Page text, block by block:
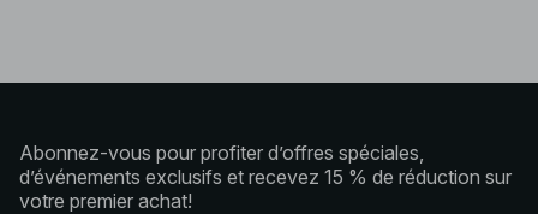
Abonnez-vous pour profiter d’offres spéciales,
d’événements exclusifs et recevez 15 % de réduction sur
votre premier achat!